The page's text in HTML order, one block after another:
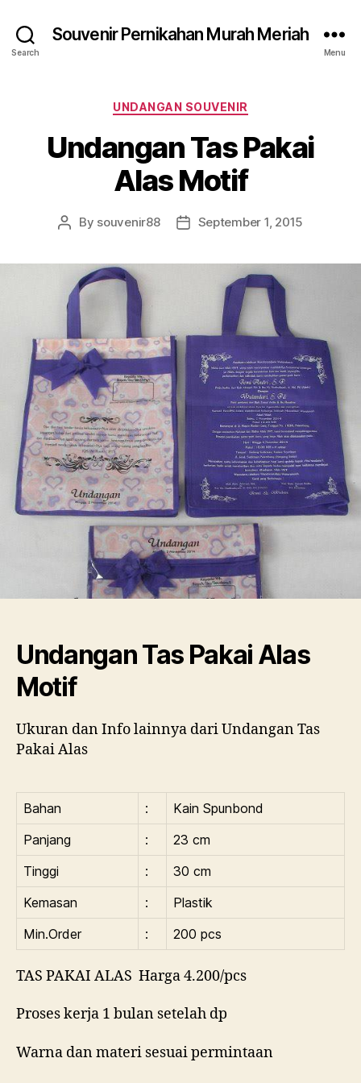
Search
Souvenir Pernikahan Murah Meriah
Menu
Categories
UNDANGAN SOUVENIR
Undangan Tas Pakai
Alas Motif
Post
By souvenir88
PostSeptember 1, 2015
Undangan Tas Pakai Alas
Motif
Ukuran dan Info lainnya dari Undangan Tas
Pakai Alas
Bahan :
Kain Spunbond
Panjang
:
23 cm
Tinggi
:
30 cm
Kemasan
:
Plastik
Min.Order
: 200 pcs
TAS PAKAI ALAS Harga 4.200/pcs
Proses kerja 1 bulan setelah dp
Warna dan materi sesuai permintaan